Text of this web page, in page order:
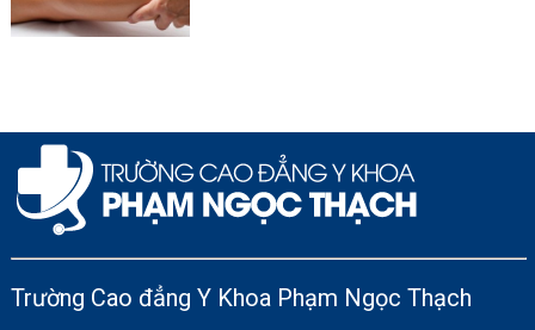
Trường Cao đẳng Y Khoa Phạm Ngọc Thạch